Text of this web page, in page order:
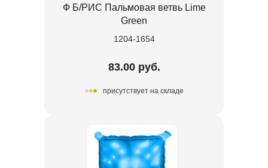
Ф Б/РИС Пальмовая ветвь Lime
Green
1204-1654
83.00 руб.
присутствует на складе